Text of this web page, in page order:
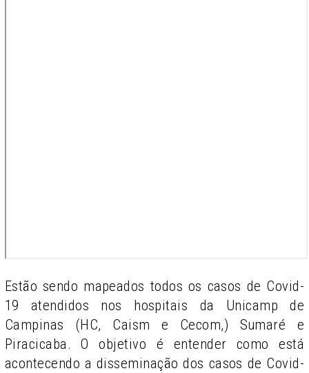
Estão sendo mapeados todos os casos de Covid-
19 atendidos nos hospitais da Unicamp de
Campinas (HC, Caism e Cecom,) Sumaré e
Piracicaba. O objetivo é entender como está
acontecendo a disseminação dos casos de Covid-